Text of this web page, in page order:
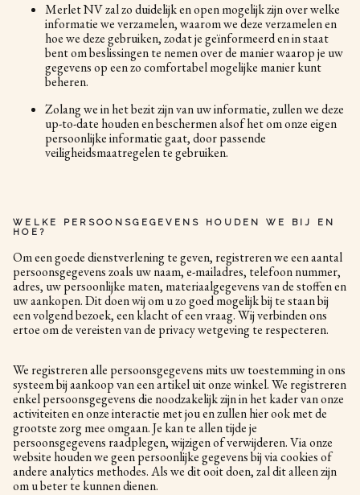
Merlet NV zal zo duidelijk en open mogelijk zijn over welke
informatie we verzamelen, waarom we deze verzamelen en
hoe we deze gebruiken, zodat je geïnformeerd en in staat
bent om beslissingen te nemen over de manier waarop je uw
gegevens op een zo comfortabel mogelijke manier kunt
beheren.
Zolang we in het bezit zijn van uw informatie, zullen we deze
up-to-date houden en beschermen alsof het om onze eigen
persoonlijke informatie gaat, door passende
veiligheidsmaatregelen te gebruiken.
WELKE PERSOONSGEGEVENS HOUDEN WE BIJ EN
HOE?
Om een goede dienstverlening te geven, registreren we een aantal
persoonsgegevens zoals uw naam, e-mailadres, telefoon nummer,
adres, uw persoonlijke maten, materiaalgegevens van de stoffen en
uw aankopen. Dit doen wij om u zo goed mogelijk bij te staan bij
een volgend bezoek, een klacht of een vraag. Wij verbinden ons
ertoe om de vereisten van de privacy wetgeving te respecteren.
We registreren alle persoonsgegevens mits uw toestemming in ons
systeem bij aankoop van een artikel uit onze winkel. We registreren
enkel persoonsgegevens die noodzakelijk zijn in het kader van onze
activiteiten en onze interactie met jou en zullen hier ook met de
grootste zorg mee omgaan. Je kan te allen tijde je
persoonsgegevens raadplegen, wijzigen of verwijderen. Via onze
website houden we geen persoonlijke gegevens bij via cookies of
andere analytics methodes. Als we dit ooit doen, zal dit alleen zijn
om u beter te kunnen dienen.